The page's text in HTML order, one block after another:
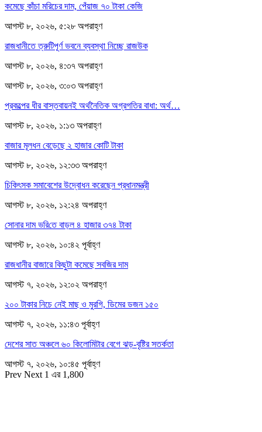
কমেছে কাঁচা মরিচের দাম, পেঁয়াজ ৭০ টাকা কেজি
আগস্ট ৮, ২০২৬, ৫:২৮ অপরাহ্ণ
রাজধানীতে ত্রুটিপূর্ণ ভবনে ব্যবস্থা নিচ্ছে রাজউক
আগস্ট ৮, ২০২৬, ৪:৩৭ অপরাহ্ণ
আগস্ট ৮, ২০২৬, ৩:০৩ অপরাহ্ণ
প্রকল্পের ধীর বাস্তবায়নই অর্থনৈতিক অগ্রগতির বাধা: অর্থ…
আগস্ট ৮, ২০২৬, ১:১৩ অপরাহ্ণ
বাজার মূলধন বেড়েছে ২ হাজার কোটি টাকা
আগস্ট ৮, ২০২৬, ১২:৩৩ অপরাহ্ণ
চিকিৎসক সমাবেশের উদ্বোধন করেছেন প্রধানমন্ত্রী
আগস্ট ৮, ২০২৬, ১২:২৪ অপরাহ্ণ
সোনার দাম ভ‌রি‌তে বাড়ল ৪ হাজার ৩৭৪ টাকা
আগস্ট ৮, ২০২৬, ১০:৪২ পূর্বাহ্ণ
রাজধানীর বাজারে কিছুটা কমেছে সবজির দাম
আগস্ট ৭, ২০২৬, ১২:০২ অপরাহ্ণ
২০০ টাকার নিচে নেই মাছ ও মুরগি, ডিমের ডজন ১৫০
আগস্ট ৭, ২০২৬, ১১:৪৩ পূর্বাহ্ণ
দেশের সাত অঞ্চলে ৬০ কিলোমিটার বেগে ঝড়-বৃষ্টির সতর্কতা
আগস্ট ৭, ২০২৬, ১০:৪৫ পূর্বাহ্ণ
Prev Next 1 এর 1,800